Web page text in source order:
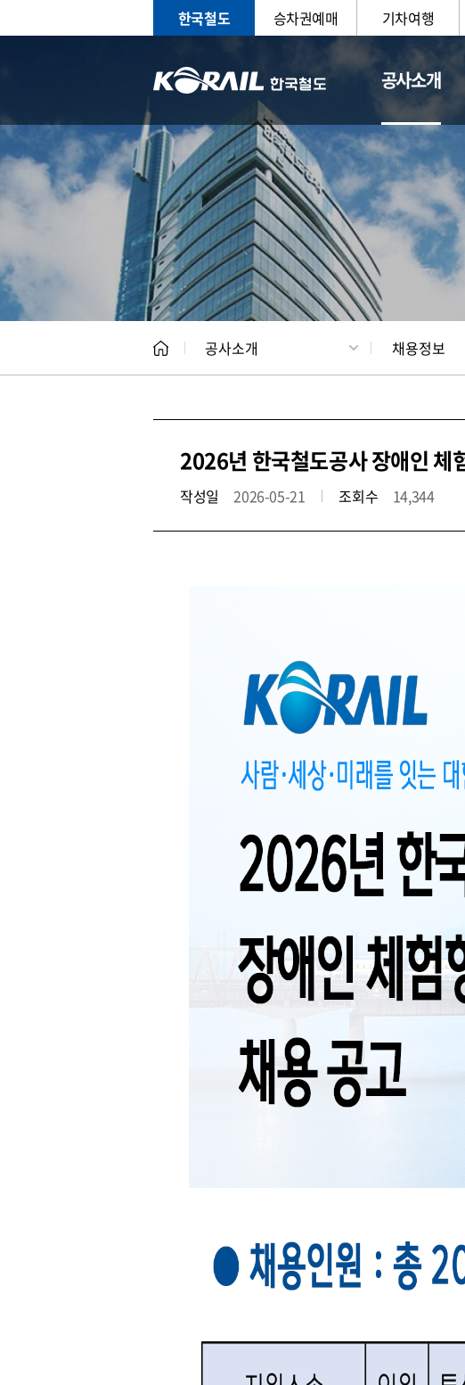
한국철도 승차권예매 기차여행
공사소개
CEO 일반현황
공사소개 채용정보
2026년 한국철도공사 장애인
작성일 2026-05-21 조회수 14,344